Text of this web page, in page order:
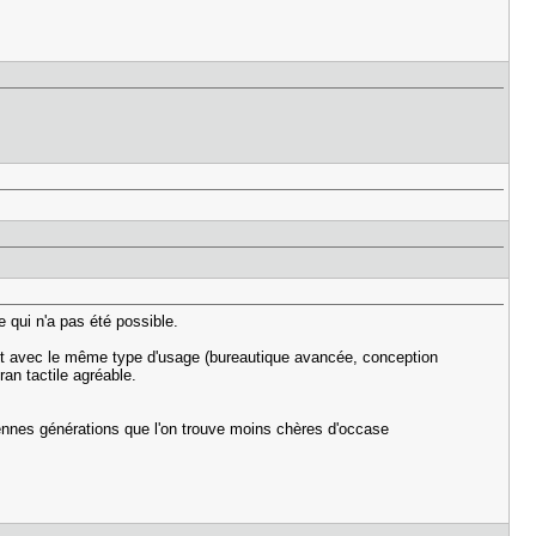
qui n'a pas été possible.
le même type d'usage (bureautique avancée, conception
tactile agréable.
générations que l'on trouve moins chères d'occase